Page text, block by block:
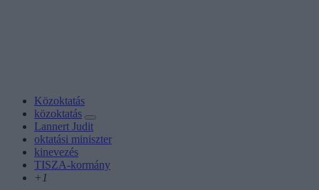
Közoktatás
közoktatás
Lannert Judit
oktatási miniszter
kinevezés
TISZA-kormány
+1